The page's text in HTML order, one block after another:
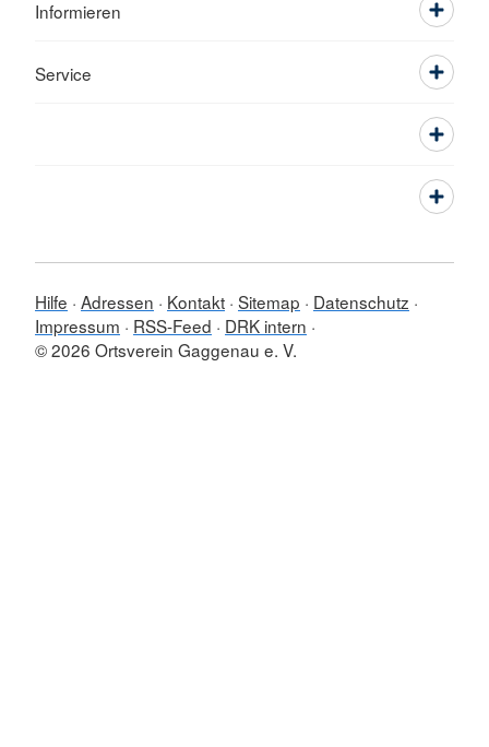
Informieren
Service
Hilfe Adressen Kontakt Sitemap
Datenschutz
Impressum
RSS-Feed
DRK intern
© 2026 Ortsverein Gaggenau e. V.